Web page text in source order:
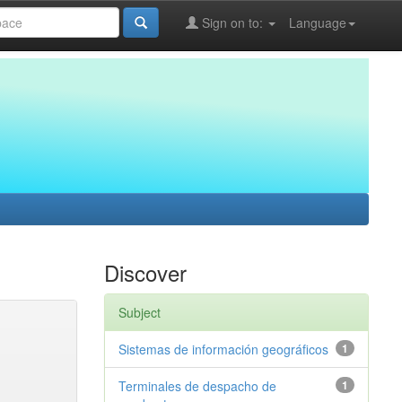
Language
Sign on to:
Discover
Subject
1
Sistemas de información geográficos
1
Terminales de despacho de